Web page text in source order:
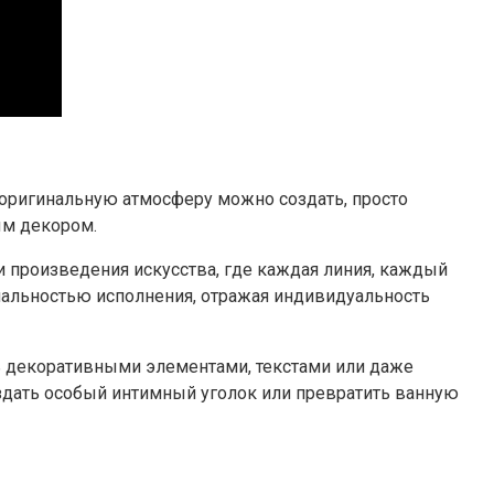
атмосферу можно создать, просто
декором.
произведения искусства, где каждая линия, каждый
исполнения, отражая индивидуальность
декоративными элементами, текстами или даже
особый интимный уголок или превратить ванную